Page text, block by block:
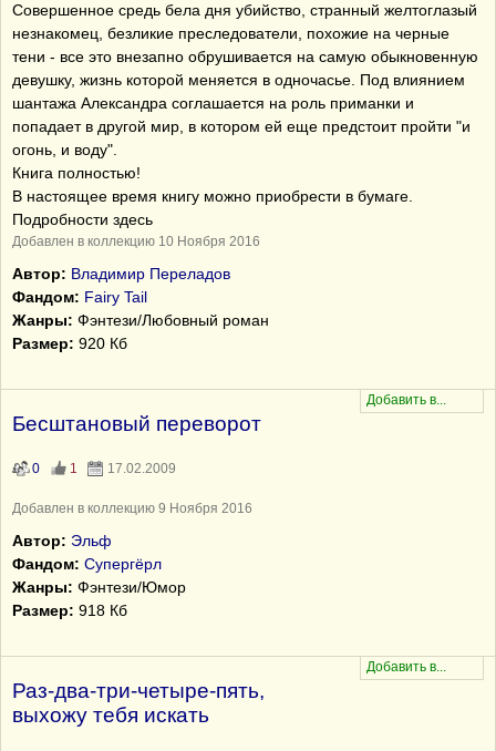
Совершенное средь бела дня убийство, странный желтоглазый
незнакомец, безликие преследователи, похожие на черные
тени - все это внезапно обрушивается на самую обыкновенную
девушку, жизнь которой меняется в одночасье. Под влиянием
шантажа Александра соглашается на роль приманки и
попадает в другой мир, в котором ей еще предстоит пройти "и
огонь, и воду".
Книга полностью!
В настоящее время книгу можно приобрести в бумаге.
Подробности здесь
Добавлен в коллекцию 10 Ноября 2016
Автор: Владимир Переладов
Фандом: Fairy Tail
Жанры: Фэнтези/Любовный роман
Размер: 920 Кб
Бесштановый переворот
0 1 17.02.2009
Добавлен в коллекцию 9 Ноября 2016
Автор: Эльф
Фандом: Супергёрл
Жанры: Фэнтези/Юмор
Размер: 918 Кб
Раз-два-три-четыре-пять,
выхожу тебя искать